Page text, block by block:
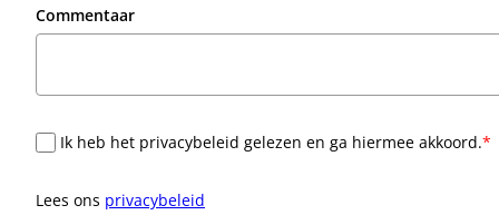
Commentaar
Ik heb het privacybeleid gelezen en ga hiermee akkoord.*
Lees ons privacybeleid